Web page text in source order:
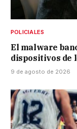
POLICIALES
El malware
dispositivos de
9 de agosto de 2026